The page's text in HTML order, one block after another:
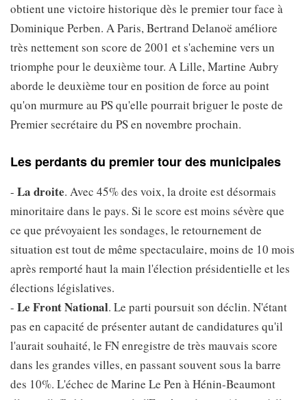
obtient une victoire historique dès le premier tour face à
Dominique Perben. A Paris, Bertrand Delanoë améliore
très nettement son score de 2001 et s'achemine vers un
triomphe pour le deuxième tour. A Lille, Martine Aubry
aborde le deuxième tour en position de force au point
qu'on murmure au PS qu'elle pourrait briguer le poste de
Premier secrétaire du PS en novembre prochain.
Les perdants du premier tour des municipales
- La droite. Avec 45% des voix, la droite est désormais
minoritaire dans le pays. Si le score est moins sévère que
ce que prévoyaient les sondages, le retournement de
situation est tout de même spectaculaire, moins de 10 mois
après remporté haut la main l'élection présidentielle et les
élections législatives.
- Le Front National. Le parti poursuit son déclin. N'étant
pas en capacité de présenter autant de candidatures qu'il
l'aurait souhaité, le FN enregistre de très mauvais score
dans les grandes villes, en passant souvent sous la barre
des 10%. L'échec de Marine Le Pen à Hénin-Beaumont